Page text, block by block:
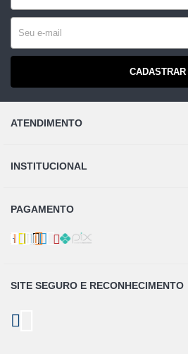
CADASTRAR
ATENDIMENTO
INSTITUCIONAL
PAGAMENTO
SITE SEGURO E RECONHECIMENTO